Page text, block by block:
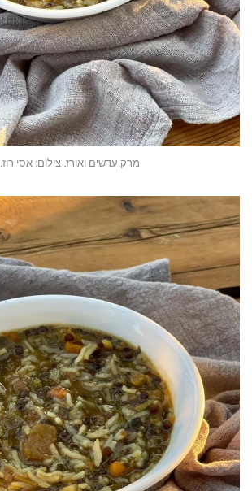
מרק עדשים ואורז. צילום: אסי רוז.